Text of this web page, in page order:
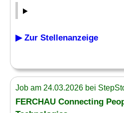
▶ Zur Stellenanzeige
Job am 24.03.2026 bei
FERCHAU Connecting